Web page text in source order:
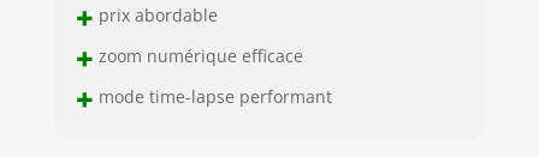
diplôme ou un
[Conception
+ prix abordable
+ zoom numérique efficace
+ mode time-lapse performant